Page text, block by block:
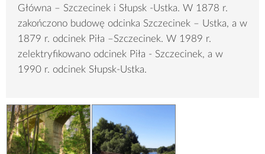
Główna – Szczecinek i Słupsk -Ustka. W 1878 r.
zakończono budowę odcinka Szczecinek – Ustka, a w
1879 r. odcinek Piła –Szczecinek. W 1989 r.
zelektryfikowano odcinek Piła - Szczecinek, a w
1990 r. odcinek Słupsk-Ustka.